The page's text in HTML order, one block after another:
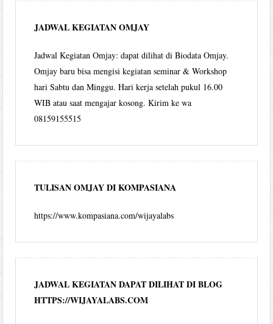
JADWAL KEGIATAN OMJAY
Jadwal Kegiatan Omjay: dapat dilihat di Biodata Omjay.
Omjay baru bisa mengisi kegiatan seminar & Workshop
hari Sabtu dan Minggu. Hari kerja setelah pukul 16.00
WIB atau saat mengajar kosong. Kirim ke wa
08159155515
TULISAN OMJAY DI KOMPASIANA
https://www.kompasiana.com/wijayalabs
JADWAL KEGIATAN DAPAT DILIHAT DI BLOG
HTTPS://WIJAYALABS.COM